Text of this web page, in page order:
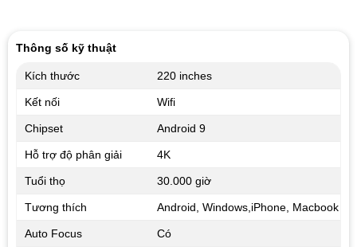
Thông số kỹ thuật
Kích thước 220 inches
Kết nối Wifi
Chipset Android 9
Hỗ trợ độ phân giải 4K
Tuổi thọ 30.000 giờ
Tương thích Android, Windows,iPhone, Macbook
Auto Focus Có